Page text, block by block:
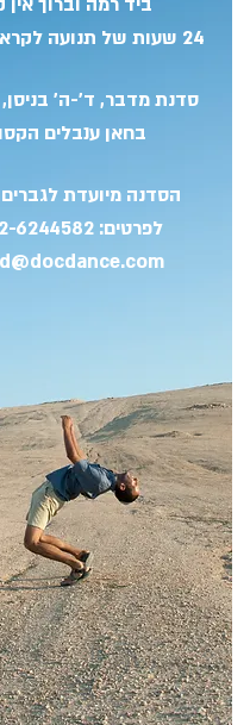
24 שעות של תנועה לקראת האביב
סדנת מדבר, ד'-ה' בניסן, 12-13.4
בחאן ענבלים
הסדנה מיועדת
לפרטים: 6244582